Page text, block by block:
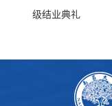
级结业典礼